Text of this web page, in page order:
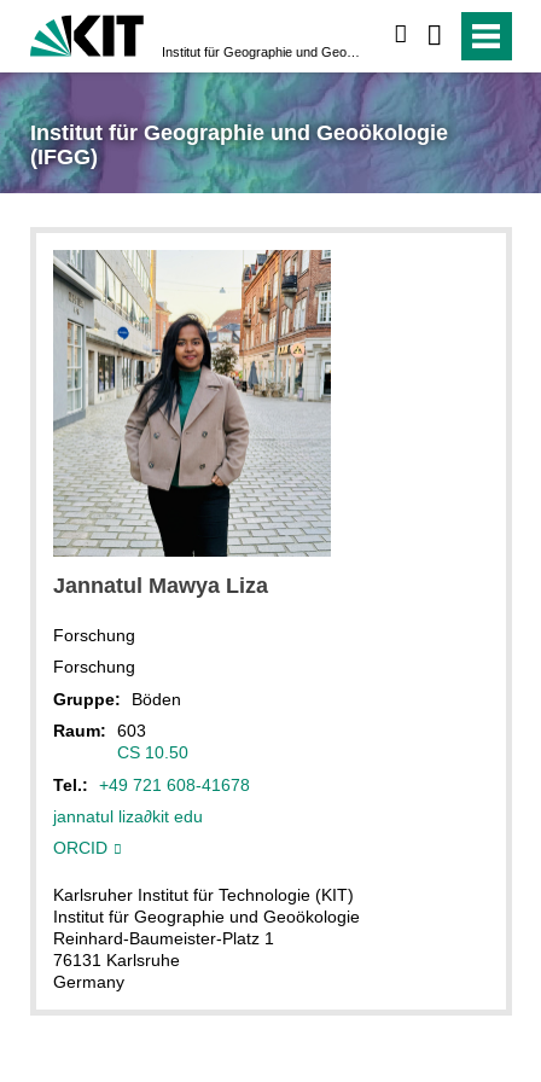
Institut für Geographie und Geoökologie
(IFGG)
Jannatul Mawya Liza
Forschung
Forschung
Gruppe:
Böden
Raum:
603
CS 10.50
Tel.:
+49 721 608-41678
jannatul liza∂kit edu
ORCID
Karlsruher Institut für Technologie (KIT)
Institut für Geographie und Geoökologie
Reinhard-Baumeister-Platz 1
76131 Karlsruhe
Germany